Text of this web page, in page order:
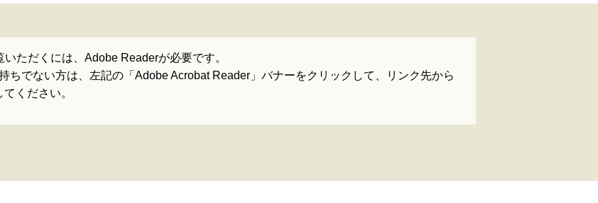
ただくには、Adobe Readerが必要です。
ちでない方は、左記の「Adobe Acrobat Reader」バナーをクリックして、リンク先から
ください。